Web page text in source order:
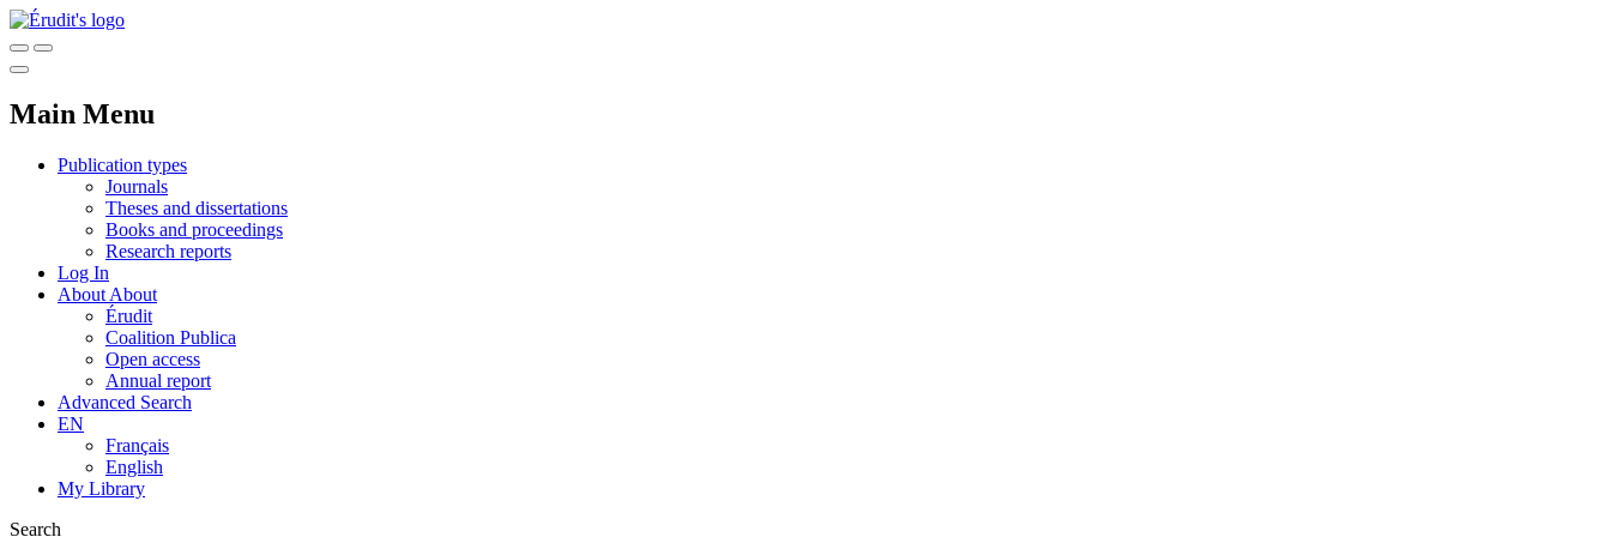
Main Menu
Publication types
Journals
Theses and dissertations
Books and proceedings
Research reports
Log In
About About
Érudit
Coalition Publica
Open access
Annual report
Advanced Search
EN
Français
English
My Library
Search